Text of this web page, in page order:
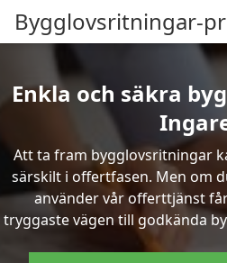
Bygglovsritningar-
Enkla och säkra
Att ta fram bygglovsritningar
särskilt i offertfasen. Men om
använder vår offerttjänst
tryggaste vägen till godkända